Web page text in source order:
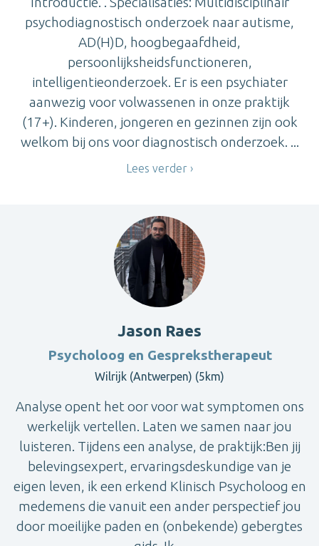
psychodiagnostisch onderzoek naar autisme,
AD(H)D, hoogbegaafdheid,
persoonlijksheidsfunctioneren,
intelligentieonderzoek. Er is een psychiater
aanwezig voor volwassenen in onze praktijk
(17+). Kinderen, jongeren en gezinnen zijn ook
welkom bij ons voor diagnostisch onderzoek. ...
Lees verder
Jason Raes
Psycholoog en Gesprekstherapeut
Wilrijk (Antwerpen) (5km)
Analyse opent het oor voor wat symptomen ons
werkelijk vertellen. Laten we samen naar jou
luisteren. Tijdens een analyse, de praktijk:Ben jij
belevingsexpert, ervaringsdeskundige van je
eigen leven, ik een erkend Klinisch Psycholoog en
medemens die vanuit een ander perspectief jou
door moeilijke paden en (onbekende) gebergtes